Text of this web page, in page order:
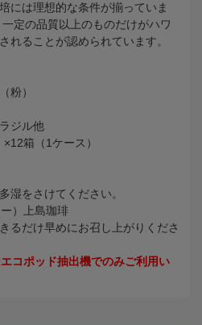
には理想的な条件が揃っていま
定の品質以上のものだけがハワ
れることが認められています。
粉）
ジル他
箱（1ケース）
湿をさけてください。
）上島珈琲
るだけ早めにお召し上がりくださ
コポッド抽出機でのみご利用い